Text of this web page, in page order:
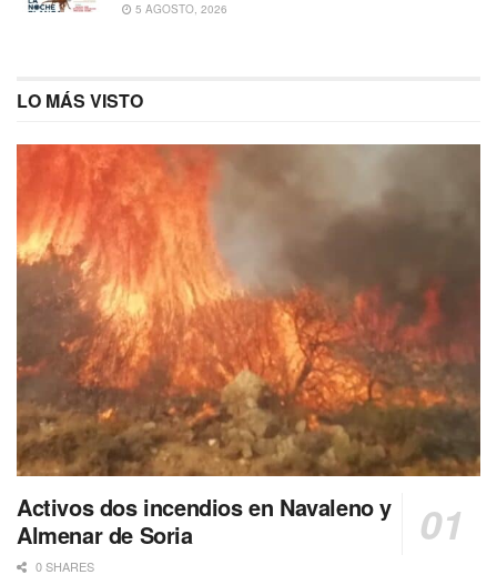
5 AGOSTO, 2026
LO MÁS VISTO
Activos dos incendios en Navaleno y
Almenar de Soria
0 SHARES